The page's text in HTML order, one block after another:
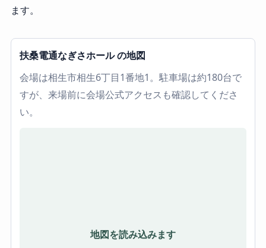
ます。
扶桑電通なぎさホール の地図
会場は相生市相生6丁目1番地1。駐車場は約180台で
すが、来場前に会場公式アクセスも確認してくださ
い。
地図を読み込みます